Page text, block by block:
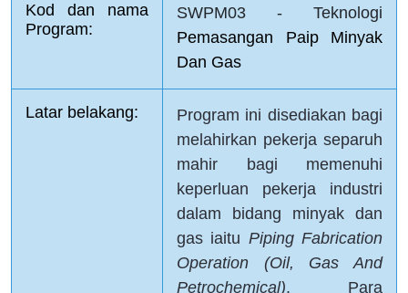
Kod dan nama
Program:
Pemasangan Paip Minyak
Dan Gas
Latar belakang:
Program ini disediakan bagi
melahirkan pekerja separuh
mahir bagi memenuhi
keperluan pekerja industri
dalam bidang minyak dan
gas iaitu Piping Fabrication
Operation (Oil, Gas And
Petrochemical). Para